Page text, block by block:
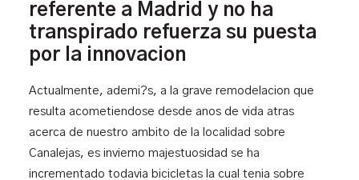
referente a Madrid y no ha
transpirado refuerza su puesta
por la innovacion
Actualmente, ademi?s, a la grave remodelacion que
resulta acometiendose desde anos de vida atras
acerca de nuestro ambito de la localidad sobre
Canalejas, es invierno majestuosidad se ha
incrementado todavia bicicletas la cual tenia sobre